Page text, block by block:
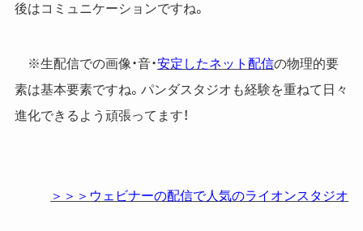
後はコミュニケーションですね。
※生配信での画像・音・安定したネット配信の物理的要
素は基本要素ですね。パンダスタジオも経験を重ねて日々
進化できるよう頑張ってます！
＞＞＞ウェビナーの配信で人気のライオンスタジオ